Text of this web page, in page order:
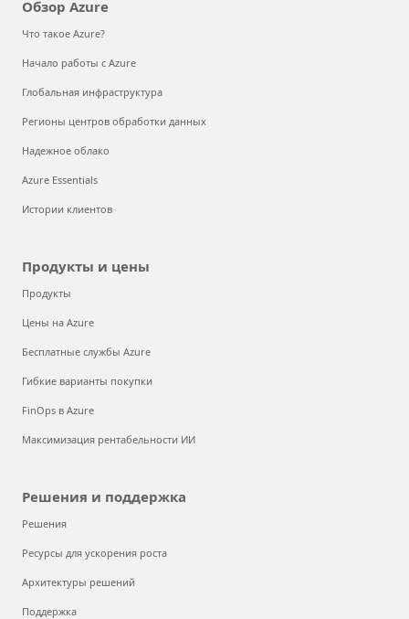
Обзор Azure
Что такое Azure?
Начало работы с Azure
Глобальная инфраструктура
Регионы центров обработки данных
Надежное облако
Azure Essentials
Истории клиентов
Продукты и цены
Продукты
Цены на Azure
Бесплатные службы Azure
Гибкие варианты покупки
FinOps в Azure
Максимизация рентабельности ИИ
Решения и поддержка
Решения
Ресурсы для ускорения роста
Архитектуры решений
Поддержка